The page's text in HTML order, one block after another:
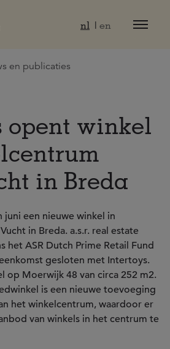
nl en
en publicaties
opent winkel
in Breda
een nieuwe winkel in
in Breda. a.s.r. real estate
het ASR Dutch Prime Retail Fund
gesloten met Intertoys.
op Moerwijk 48 van circa 252 m2.
is een nieuwe toevoeging
het winkelcentrum, waardoor er
van winkels in het centrum te